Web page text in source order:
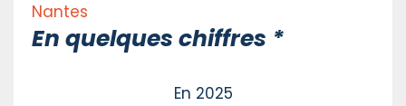
Nantes
En quelques chiffres *
En 2025